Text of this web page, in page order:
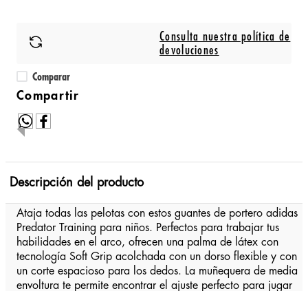
Consulta nuestra política de
devoluciones
Comparar
Descripción del producto
Ataja todas las pelotas con estos guantes de portero adidas
Predator Training para niños. Perfectos para trabajar tus
habilidades en el arco, ofrecen una palma de látex con
tecnología Soft Grip acolchada con un dorso flexible y con
un corte espacioso para los dedos. La muñequera de media
envoltura te permite encontrar el ajuste perfecto para jugar